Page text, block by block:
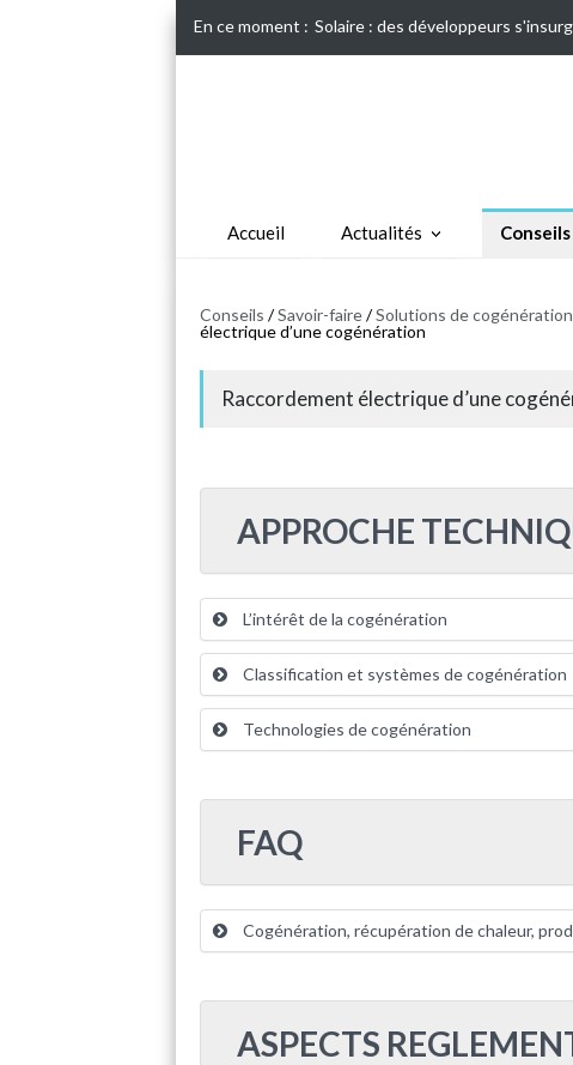
En ce moment : Solaire : des développeurs
Accueil Actualités Conseils
Conseils /Savoir-faire/Solutions de
électrique d’une cogénération
Raccordement électrique d’une
APPROCHE
L’intérêt de la cogénération
Classification et systèmes de cogénération
Technologies de cogénération
FAQ
Cogénération, récupération de chaleur,
ASPECTS